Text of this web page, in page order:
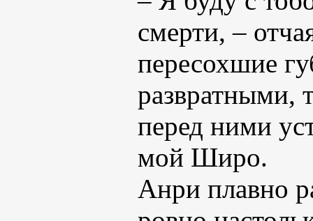
смерти, –
пересохшие
развратными,
перед ними
мой Широ.
Анри плавно